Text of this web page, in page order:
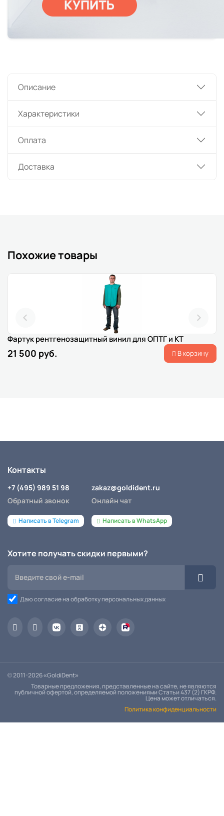
Описание
Характеристики
Оплата
Доставка
Похожие товары
Фартук рентгенозащитный винил для ОПТГ и КТ
21 500 руб. В корзину
Контакты
+7 (495) 989 51 98
Обратный звонок
Написать в Telegram
zakaz@goldident.ru
Онлайн чат
Написать в WhatsApp
Хотите получать скидки первыми?
Даю согласие на обработку персональных данных
© 2011-2026 «GoldiDent»
Товарные предложения, представленные на сайте, не являются
публичной офертой, определяемой положениями Статьи 437 (2) ГКРФ.
Цена может отличаться.
Политика конфиденциальности